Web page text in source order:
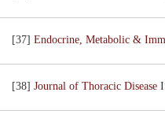
[37] Endocrine, Metabolic &
[38] Journal of Thoracic Disease